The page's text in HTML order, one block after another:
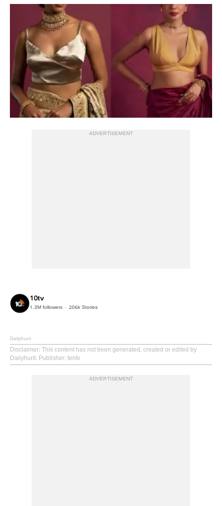
ADVERTISEMENT
10tv
1.3M followers 206k Stories
Dailyhunt
Disclaimer: This content has not been generated, created or edited by
Dailyhunt. Publisher: tentv
ADVERTISEMENT